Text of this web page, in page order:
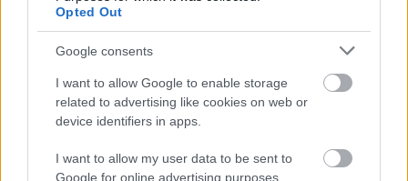
Opted Out
Google consents
I want to allow Google to enable storage
related to advertising like cookies on web or
device identifiers in apps.
I want to allow my user data to be sent to
Google for online advertising purposes.
Ιανουαρίου 2026 και λήγει την
Φεβρουαρίου 2026 και ώρα 23:59.
Δείτε την προκήρυξη ΕΔΩ